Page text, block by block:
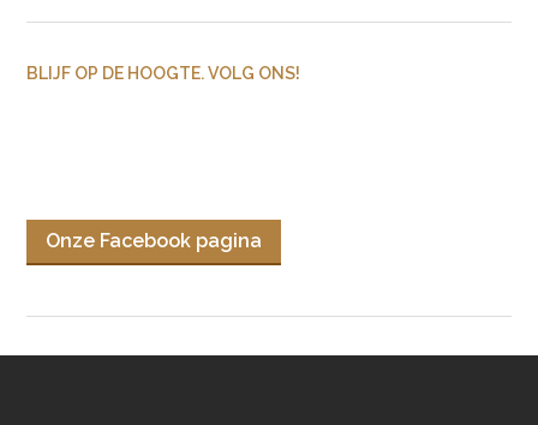
BLIJF OP DE HOOGTE. VOLG ONS!
Onze Facebook pagina